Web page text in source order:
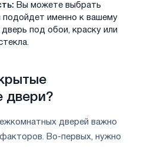
Вы можете выбрать
подойдет именно к вашему
под обои, краску или
двери?
дверей важно
Во-первых, нужно